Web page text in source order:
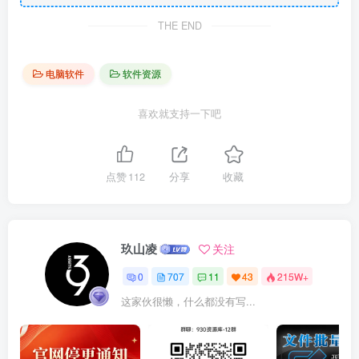
THE END
电脑软件 软件资源
喜欢就支持一下吧
点赞112 分享 收藏
玖山凌 关注
0 707 11 43 215W+
这家伙很懒，什么都没有写...